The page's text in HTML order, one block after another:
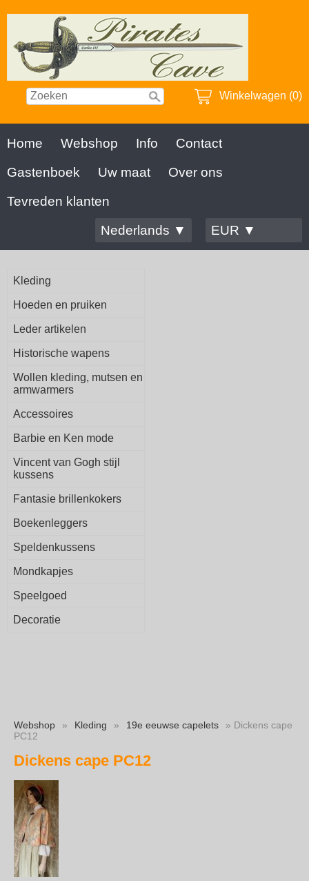
Winkelwagen (0)
Home Webshop Info
Contact
Gastenboek
Uw maat
Over ons
Tevreden klanten
Nederlands ▼
EUR ▼
Kleding
Hoeden en pruiken
Leder artikelen
Historische wapens
Wollen kleding, mutsen en
armwarmers
Accessoires
Barbie en Ken mode
Vincent van Gogh stijl
kussens
Fantasie brillenkokers
Boekenleggers
Speldenkussens
Mondkapjes
Speelgoed
Decoratie
Webshop » Kleding » 19e eeuwse capelets
» Dickens cape
PC12
Dickens cape PC12